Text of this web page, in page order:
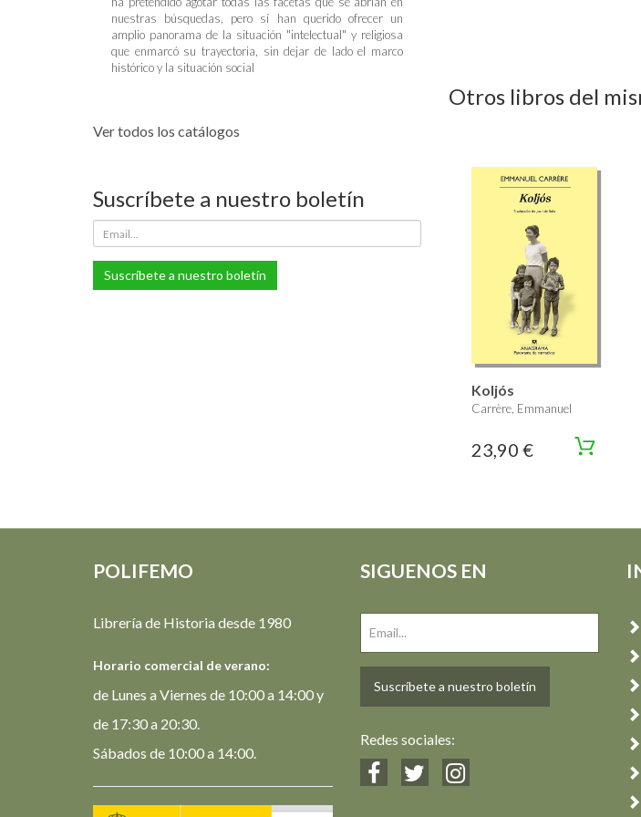
nuestras búsquedas, pero sí han querido ofrecer un
amplio panorama de la situación "intelectual" y religiosa
que enmarcó su trayectoria, sin dejar de lado el marco
histórico y la situación social
Ver todos los catálogos
Suscríbete a nuestro boletín
Suscríbete a nuestro boletín
Otros libros del
Koljós
Carrère, Emmanuel
23,90 €
POLIFEMO
Librería de Historia desde 1980
Horario comercial de verano:
de Lunes a Viernes de 10:00 a 14:00 y
de 17:30 a 20:30.
Sábados de 10:00 a 14:00.
SIGUENOS EN
Suscríbete a nuestro boletín
Redes sociales: